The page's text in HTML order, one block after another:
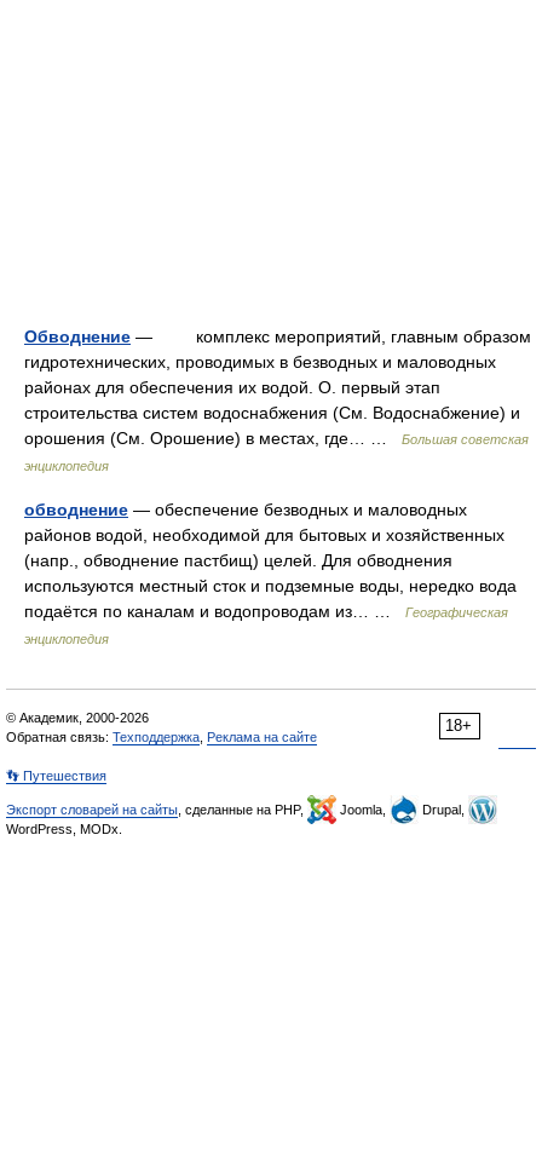
Обводнение — комплекс мероприятий, главным образом
гидротехнических, проводимых в безводных и маловодных
районах для обеспечения их водой. О. первый этап
строительства систем водоснабжения (См. Водоснабжение) и
орошения (См. Орошение) в местах, где… …
Большая советская
энциклопедия
обводнение — обеспечение безводных и маловодных
районов водой, необходимой для бытовых и хозяйственных
(напр., обводнение пастбищ) целей. Для обводнения
используются местный сток и подземные воды, нередко вода
подаётся по каналам и водопроводам из… …
Географическая
энциклопедия
18+
© Академик, 2000-2026
Обратная связь: Техподдержка Реклама на сайте
👣 Путешествия
Экспорт словарей на сайты , сделанные на PHP, Joomla,
Drupal,
WordPress, MODx.